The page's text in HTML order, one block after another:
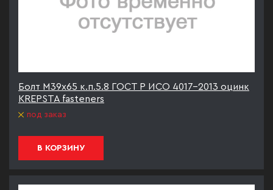
Болт М39х65 к.п.5.8 ГОСТ Р ИСО 4017-2013 оцинк
KREPSTA fasteners
под заказ
В КОРЗИНУ